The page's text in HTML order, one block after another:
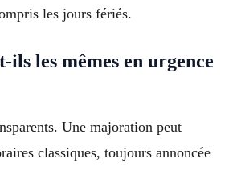
les jours fériés.
ils les mêmes en urgence
Une majoration peut
classiques, toujours annoncée